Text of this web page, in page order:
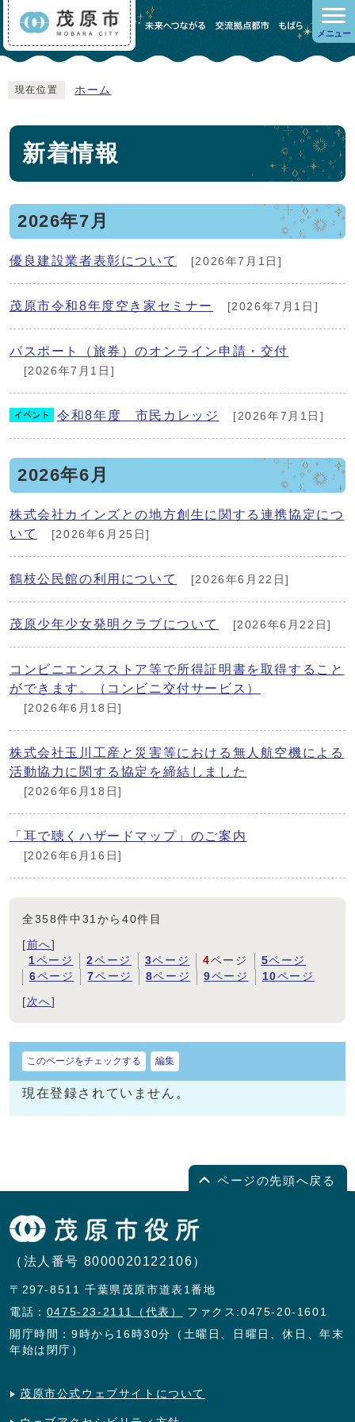
メニュー
現在位置 ホーム
新着情報
2026年7月
優良建設業者表彰について [2026年7月1日]
茂原市令和8年度空き家セミナー [2026年7月1日]
パスポート（旅券）のオンライン申請・交付
[2026年7月1日]
令和8年度 市民カレッジ [2026年7月1日]
2026年6月
株式会社カインズとの地方創生に関する連携協定につ
いて
[2026年6月25日]
鶴枝公民館の利用について [2026年6月22日]
茂原少年少女発明クラブについて [2026年6月22日]
コンビニエンスストア等で所得証明書を取得すること
ができます。（コンビニ交付サービス）
[2026年6月18日]
株式会社玉川工産と災害等における無人航空機による
活動協力に関する協定を締結しました
[2026年6月18日]
「耳で聴くハザードマップ」のご案内
[2026年6月16日]
全358件中31から40件目
[前へ]
1ページ 2ページ 3ページ 4ページ 5ページ
6ページ 7ページ 8ページ 9ページ 10ページ
[ 次へ]
このページをチェックする 編集
現在登録されていません。
ページの先頭へ戻る
（法人番号 8000020122106）
〒297-8511 千葉県茂原市道表1番地
電話： 0475-23-2111（代表）
ファクス:0475-20-1601
開庁時間：9時から16時30分（土曜日、日曜日、休日、年末
年始は閉庁）
茂原市公式ウェブサイトについて